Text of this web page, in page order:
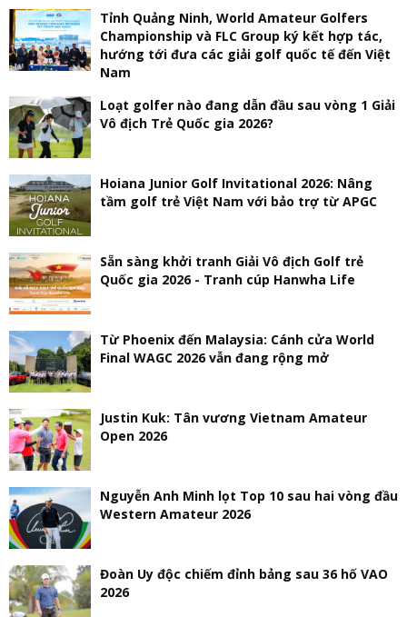
Tỉnh Quảng Ninh, World Amateur Golfers
Championship và FLC Group ký kết hợp tác,
hướng tới đưa các giải golf quốc tế đến Việt
Nam
Loạt golfer nào đang dẫn đầu sau vòng 1 Giải
Vô địch Trẻ Quốc gia 2026?
Hoiana Junior Golf Invitational 2026: Nâng
tầm golf trẻ Việt Nam với bảo trợ từ APGC
Sẵn sàng khởi tranh Giải Vô địch Golf trẻ
Quốc gia 2026 - Tranh cúp Hanwha Life
Từ Phoenix đến Malaysia: Cánh cửa World
Final WAGC 2026 vẫn đang rộng mở
Justin Kuk: Tân vương Vietnam Amateur
Open 2026
Nguyễn Anh Minh lọt Top 10 sau hai vòng đầu
Western Amateur 2026
Đoàn Uy độc chiếm đỉnh bảng sau 36 hố VAO
2026